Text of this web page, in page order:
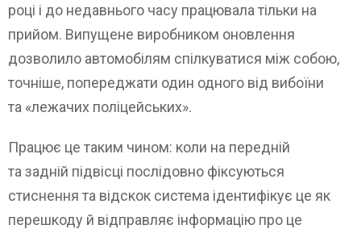
році і до недавнього часу працювала тільки на
прийом. Випущене виробником оновлення
дозволило автомобілям спілкуватися між собою,
точніше, попереджати один одного від вибоїни
та «лежачих поліцейських».
Працює це таким чином: коли на передній
та задній підвісці послідовно фіксуються
стиснення та відскок система ідентифікує це як
перешкоду й відправляє інформацію про це